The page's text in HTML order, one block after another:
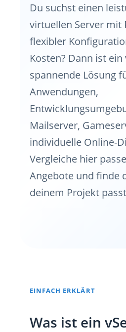
Du suchst einen
virtuellen Server mit
flexibler
Kosten? Dann ist ein
spannende Lösung
Anwendungen,
Mailserver,
individuelle Online-
Vergleiche hier
Angebote und finde
deinem Projekt
EINFACH ERKLÄRT
Was ist ein